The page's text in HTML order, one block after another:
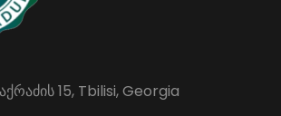
15, Tbilisi, Georgia